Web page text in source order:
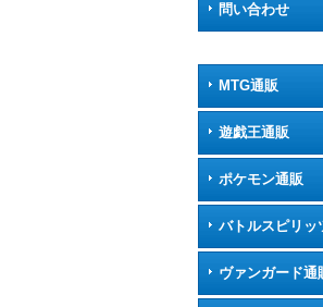
問い合わせ
MTG通販
遊戯王通販
ポケモン通販
バトルスピリッ
ヴァンガード通